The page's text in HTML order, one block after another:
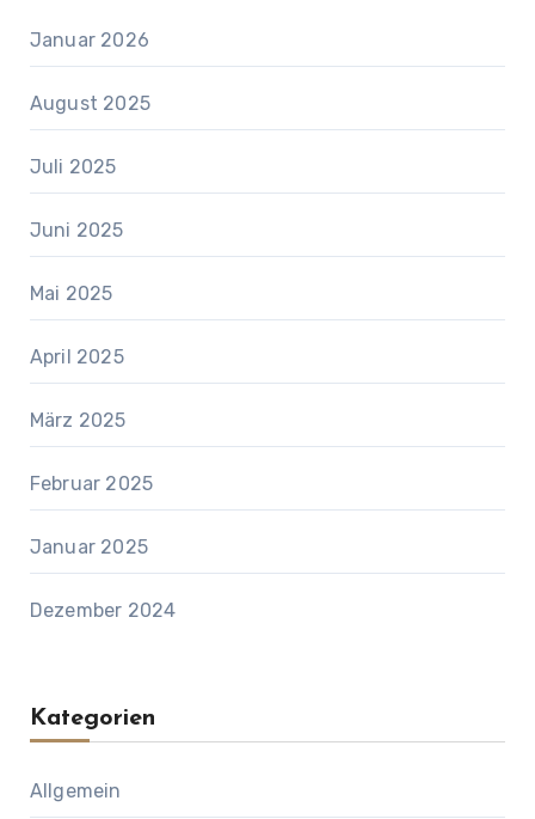
Januar 2026
August 2025
Juli 2025
Juni 2025
Mai 2025
April 2025
März 2025
Februar 2025
Januar 2025
Dezember 2024
Kategorien
Allgemein